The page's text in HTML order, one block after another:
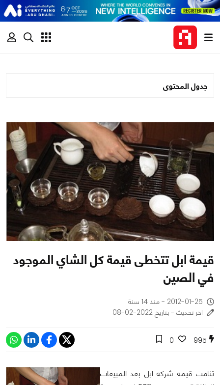
جدول المحتوى
قيمة ابل تتخطى قيمة كل الشاي الموجود
في الصين
2012-01-25 - منذ 14 سنة
اخر تحديث - بتاريخ 2022-02-08
995
0
تنامت قيمة شركة ابل بعد المبيعات